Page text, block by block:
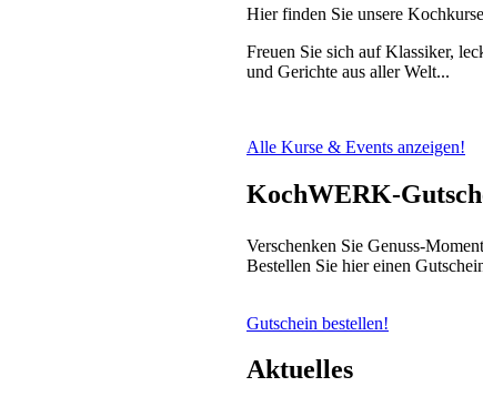
Hier finden Sie unsere
Freuen Sie sich auf Klassiker,
und Gerichte aus aller Welt...
Alle Kurse & Events anzeigen!
KochWERK-
Verschenken Sie Genuss-
Bestellen Sie hier einen
Gutschein bestellen!
Aktuelles